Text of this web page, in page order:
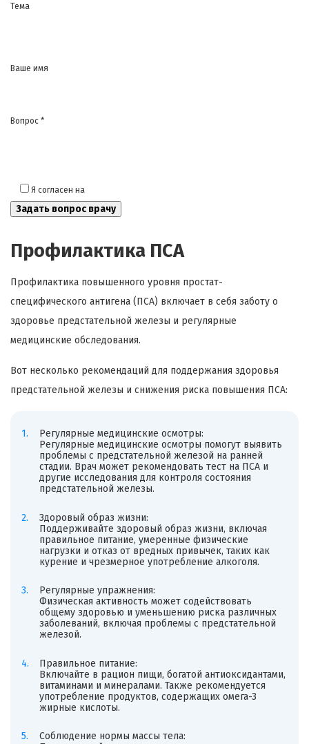
Тема
Ваше имя
Вопрос *
Я согласен на
Профилактика ПСА
Профилактика повышенного уровня простат-
специфического антигена (ПСА) включает в себя заботу о
здоровье предстательной железы и регулярные
медицинские обследования.
Вот несколько рекомендаций для поддержания здоровья
предстательной железы и снижения риска повышения ПСА:
Регулярные медицинские осмотры:
Регулярные медицинские осмотры помогут выявить
проблемы с предстательной железой на ранней
стадии. Врач может рекомендовать тест на ПСА и
другие исследования для контроля состояния
предстательной железы.
Здоровый образ жизни:
Поддерживайте здоровый образ жизни, включая
правильное питание, умеренные физические
нагрузки и отказ от вредных привычек, таких как
курение и чрезмерное употребление алкоголя.
Регулярные упражнения:
Физическая активность может содействовать
общему здоровью и уменьшению риска различных
заболеваний, включая проблемы с предстательной
железой.
Правильное питание:
Включайте в рацион пищи, богатой антиоксидантами,
витаминами и минералами. Также рекомендуется
употребление продуктов, содержащих омега-3
жирные кислоты.
Соблюдение нормы массы тела: